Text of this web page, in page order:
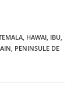
HAWAI IBU
PENINSULE DE